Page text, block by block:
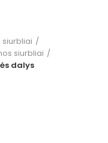
siurbliai
dalys